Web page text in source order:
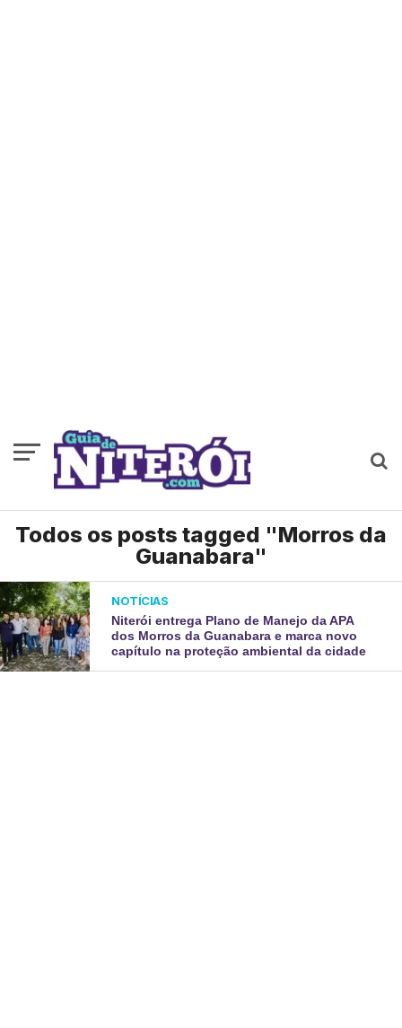
Todos os posts tagged "Morros da
Guanabara"
NOTÍCIAS
Niterói entrega Plano de Manejo da APA
dos Morros da Guanabara e marca novo
capítulo na proteção ambiental da cidade